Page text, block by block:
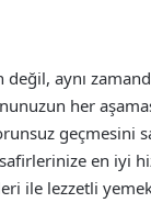
değil, aynı
her
geçmesini
en iyi
ile lezzetli